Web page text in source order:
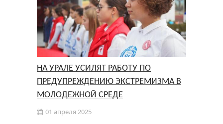
НА УРАЛЕ УСИЛЯТ РАБОТУ ПО
ПРЕДУПРЕЖДЕНИЮ ЭКСТРЕМИЗМА В
МОЛОДЕЖНОЙ СРЕДЕ
01 апреля 2025